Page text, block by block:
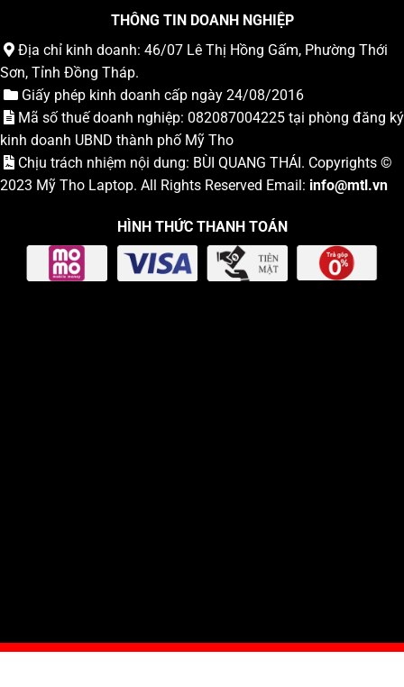
THÔNG TIN DOANH NGHIỆP
Địa chỉ kinh doanh: 46/07 Lê Thị Hồng Gấm, Phường Thới
Sơn, Tỉnh Đồng Tháp.
Giấy phép kinh doanh cấp ngày 24/08/2016
Mã số thuế doanh nghiệp: 082087004225 tại phòng đăng ký
kinh doanh UBND thành phố Mỹ Tho
Chịu trách nhiệm nội dung: BÙI QUANG THÁI. Copyrights ©
2023 Mỹ Tho Laptop. All Rights Reserved Email: info@mtl.vn
HÌNH THỨC THANH TOÁN